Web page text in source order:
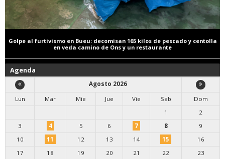
Golpe al furtivismo en Bueu: decomisan 165 kilos de pescado y centolla
en veda camino de Ons y un restaurante
Agenda
Agosto 2026
Lun
Mar Mie Jue Vie Sab
Dom
1
2
3
4 5 6 7 8
9
10
11 12 13 14 15
16
17
18 19 20 21 22
23